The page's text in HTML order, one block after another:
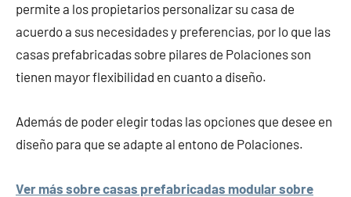
permite a los propietarios personalizar su casa de
acuerdo a sus necesidades y preferencias, por lo que las
casas prefabricadas sobre pilares de Polaciones son
tienen mayor flexibilidad en cuanto a diseño.
Además de poder elegir todas las opciones que desee en
diseño para que se adapte al entono de Polaciones.
Ver más sobre casas prefabricadas modular sobre